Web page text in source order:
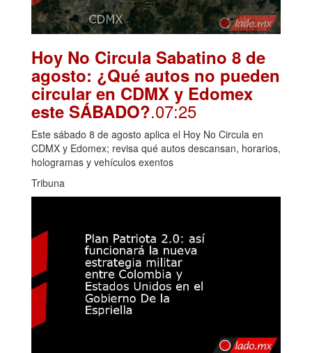
Hoy No Circula Sabatino 8 de
agosto: ¿Qué autos no pueden
circular en CDMX y Edomex
este SÁBADO?.07:25
Este sábado 8 de agosto aplica el Hoy No Circula en
CDMX y Edomex; revisa qué autos descansan, horarios,
hologramas y vehículos exentos
Tribuna